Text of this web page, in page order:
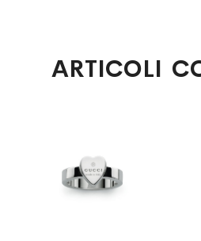
ARTICOLI